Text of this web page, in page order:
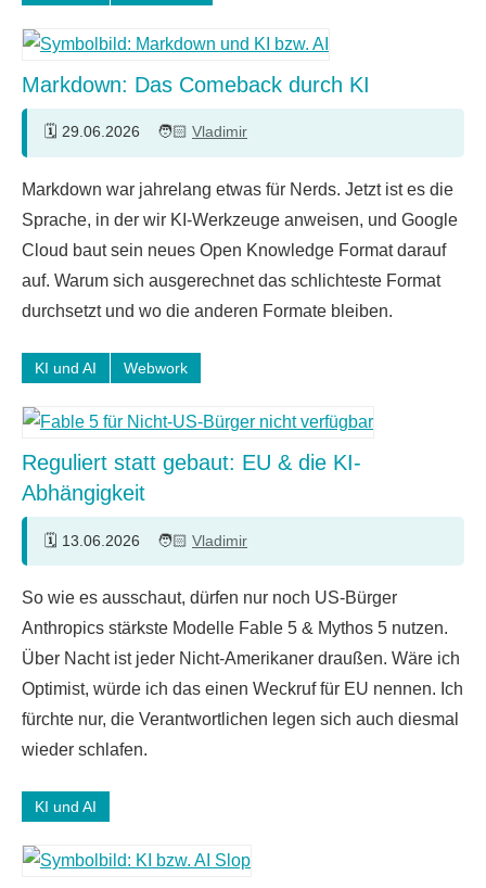
Markdown: Das Comeback durch KI
29.06.2026 Vladimir
Kommentare
Markdown war jahrelang etwas für Nerds. Jetzt ist es die
Sprache, in der wir KI-Werkzeuge anweisen, und Google
Cloud baut sein neues Open Knowledge Format darauf
auf. Warum sich ausgerechnet das schlichteste Format
durchsetzt und wo die anderen Formate bleiben.
KI und AI Webwork
Reguliert statt gebaut: EU & die KI-
Abhängigkeit
13.06.2026 Vladimir
Kommentare
So wie es ausschaut, dürfen nur noch US-Bürger
Anthropics stärkste Modelle Fable 5 & Mythos 5 nutzen.
Über Nacht ist jeder Nicht-Amerikaner draußen. Wäre ich
Optimist, würde ich das einen Weckruf für EU nennen. Ich
fürchte nur, die Verantwortlichen legen sich auch diesmal
wieder schlafen.
KI und AI